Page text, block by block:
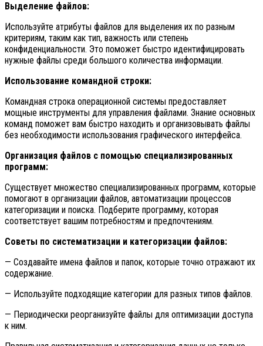
Выделение файлов:
Используйте атрибуты файлов для выделения их по разным
критериям, таким как тип, важность или степень
конфиденциальности. Это поможет быстро идентифицировать
нужные файлы среди большого количества информации.
Использование командной строки:
Командная строка операционной системы предоставляет
мощные инструменты для управления файлами. Знание основных
команд поможет вам быстро находить и организовывать файлы
без необходимости использования графического интерфейса.
Организация файлов с помощью специализированных
программ:
Существует множество специализированных программ, которые
помогают в организации файлов, автоматизации процессов
категоризации и поиска. Подберите программу, которая
соответствует вашим потребностям и предпочтениям.
Советы по систематизации и категоризации файлов:
— Создавайте имена файлов и папок, которые точно отражают их
содержание.
— Используйте подходящие категории для разных типов файлов.
— Периодически реорганизуйте файлы для оптимизации доступа
к ним.